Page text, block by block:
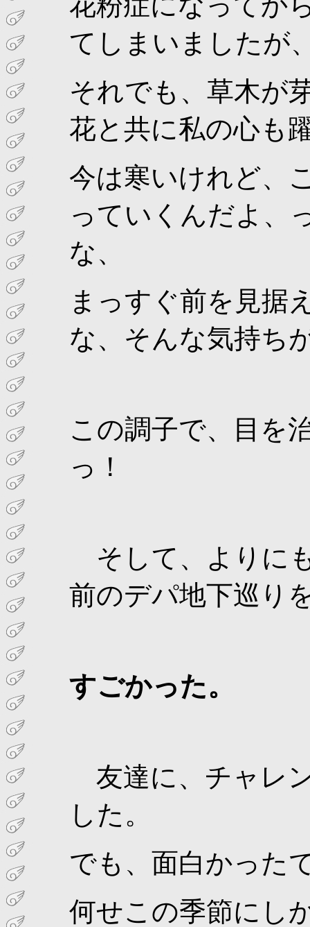
てしまいましたが
それでも、草木が
花と共に私の心も
今は寒いけれど、
っていくんだよ、
な、
まっすぐ前を見据
な、そんな気持ち
この調子で、目を
っ！
そして、よりに
前のデパ地下巡り
すごかった。
友達に、チャレ
した。
でも、面白かった
何せこの季節にし